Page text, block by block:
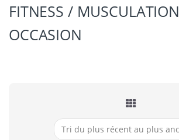
FITNESS / MUSCULATION
OCCASION